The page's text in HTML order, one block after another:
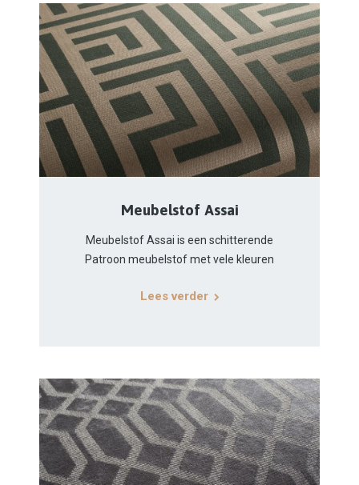
Meubelstof Assai
Meubelstof Assai is een schitterende
Patroon meubelstof met vele kleuren
Lees verder